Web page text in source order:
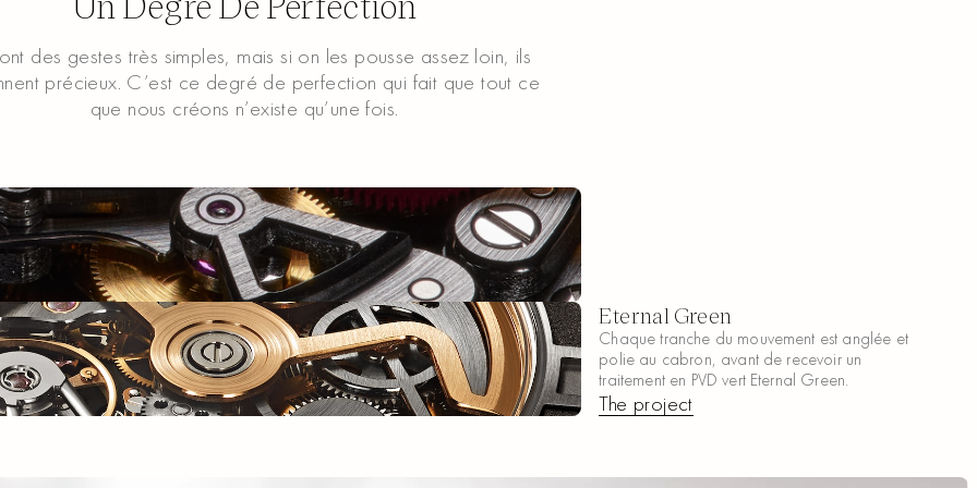
des gestes très simples, mais si on les pousse assez loin, ils
précieux. C’est ce degré de perfection qui fait que tout ce
que nous créons n’existe qu’une fois.
Eternal Green
Chaque tranche du mouvement est anglée et
polie au cabron, avant de recevoir un
traitement en PVD vert Eternal Green.
The project
The project